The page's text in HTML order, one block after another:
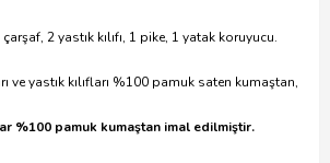
2 yastık kılıfı, 1 pike, 1 yatak koruyucu.
ve yastık kılıfları %100 pamuk saten kumaştan,
%100 pamuk kumaştan imal edilmiştir.